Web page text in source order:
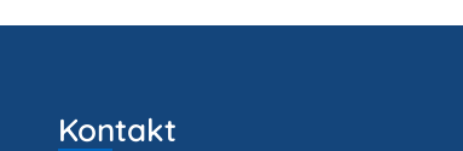
Kontakt